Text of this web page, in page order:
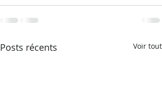
Posts récents Voir tout